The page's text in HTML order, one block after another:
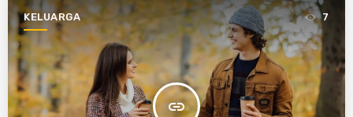
KELUARGA
insert_link
7